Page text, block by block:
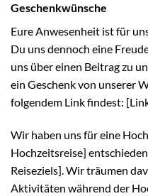
Geschenkwünsche
Eure Anwesenheit ist für
Du uns dennoch eine
uns über einen Beitrag zu
ein Geschenk von unserer
folgendem Link findest:
Wir haben uns für eine
Hochzeitsreise]
Reiseziels]. Wir träumen
Aktivitäten während der